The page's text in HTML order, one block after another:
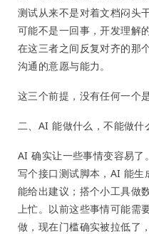
测试从来不是对着文档闷头
可能不是一回事，开发理解
在这三者之间反复对齐的那
沟通的意愿与能力。
这三个前提，没有任何一个
二、AI 能做什么，不能做什
AI 确实让一些事情变容易了。
写个接口测试脚本，AI 能
能给出建议；搭个小工具做
上忙。以前这些事情可能需
做，现在门槛确实被拉低了